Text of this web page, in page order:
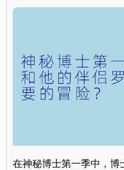
在神秘博士第一季中，博